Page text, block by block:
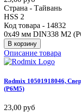
Страна - Тайвань
HSS 2
Код товара - 14832
0х49 мм DIN338 М2
В корзину
Описание товара
Rodmix 10501918046,
(Р6М5)
23,00 руб